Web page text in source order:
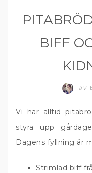
BIFF
av
Vi har alltid
styra upp
Dagens fyllning är
Strimlad biff